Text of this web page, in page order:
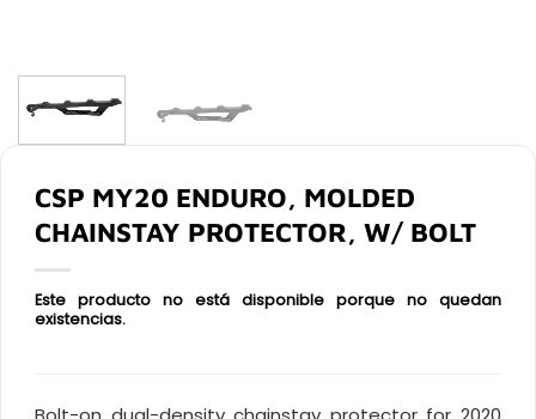
CSP MY20 ENDURO, MOLDED
CHAINSTAY PROTECTOR, W/ BOLT
Este producto no está disponible porque no quedan
existencias.